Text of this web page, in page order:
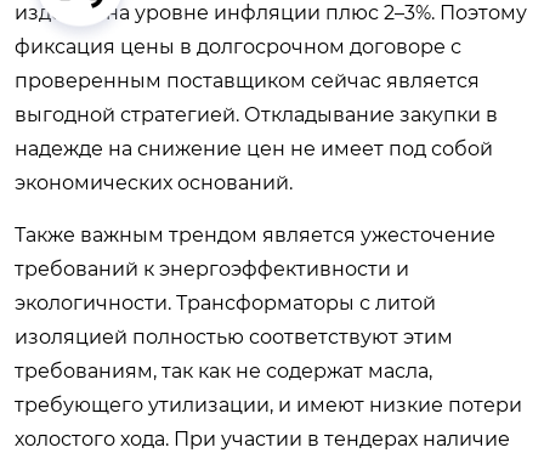
изделия на уровне инфляции плюс 2–3%. Поэтому
фиксация цены в долгосрочном договоре с
проверенным поставщиком сейчас является
выгодной стратегией. Откладывание закупки в
надежде на снижение цен не имеет под собой
экономических оснований.
Также важным трендом является ужесточение
требований к энергоэффективности и
экологичности. Трансформаторы с литой
изоляцией полностью соответствуют этим
требованиям, так как не содержат масла,
требующего утилизации, и имеют низкие потери
холостого хода. При участии в тендерах наличие